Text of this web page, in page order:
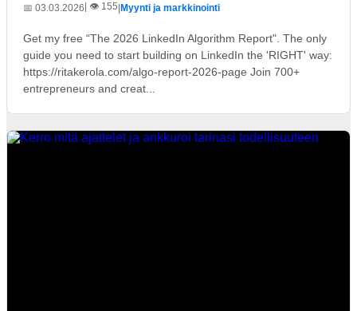
📅 03.03.2026 | 👁️ 155|Myynti ja markkinointi
Get my free “The 2026 LinkedIn Algorithm Report". The only
guide you need to start building on LinkedIn the 'RIGHT' way:
https://ritakerola.com/algo-report-2026-page Join 700+
entrepreneurs and creat...